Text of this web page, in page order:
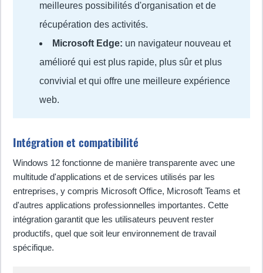
meilleures possibilités d'organisation et de
récupération des activités.
Microsoft Edge: un navigateur nouveau et
amélioré qui est plus rapide, plus sûr et plus
convivial et qui offre une meilleure expérience
web.
Intégration et compatibilité
Windows 12 fonctionne de manière transparente avec une
multitude d'applications et de services utilisés par les
entreprises, y compris Microsoft Office, Microsoft Teams et
d'autres applications professionnelles importantes. Cette
intégration garantit que les utilisateurs peuvent rester
productifs, quel que soit leur environnement de travail
spécifique.